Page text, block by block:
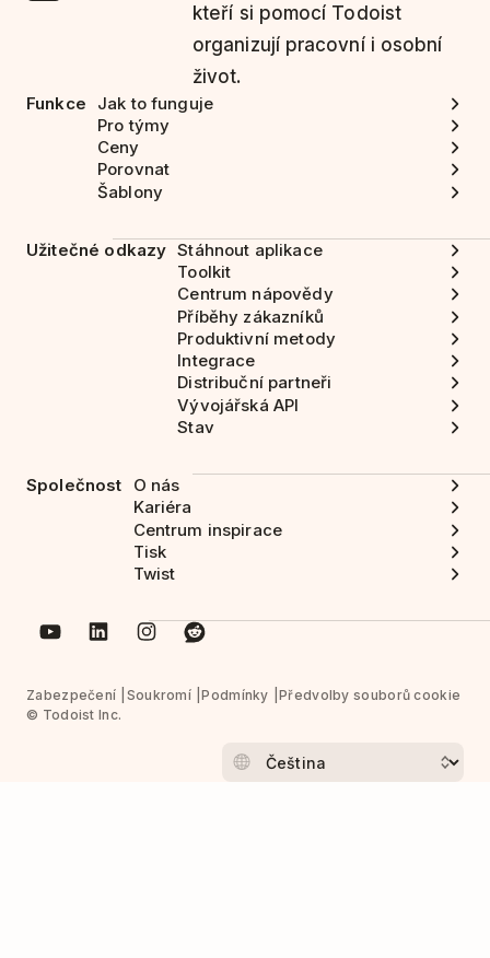
kteří si pomocí Todoist
organizují pracovní i osobní
život.
Funkce
Jak to funguje
Pro týmy
Ceny
Porovnat
Šablony
Užitečné odkazy Stáhnout aplikace
Toolkit
Centrum nápovědy
Příběhy zákazníků
Produktivní metody
Integrace
Distribuční partneři
Vývojářská API
Stav
Společnost
O nás
Kariéra
Centrum inspirace
Tisk
Twist
Zabezpečení Soukromí Podmínky
Předvolby souborů cookie
© Todoist Inc.